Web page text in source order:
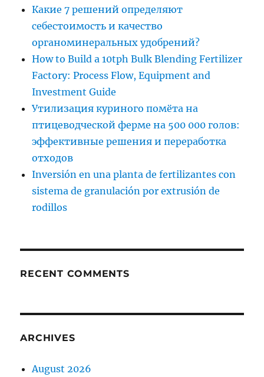
Какие 7 решений определяют
себестоимость и качество
органоминеральных удобрений?
How to Build a 10tph Bulk Blending Fertilizer
Factory: Process Flow, Equipment and
Investment Guide
Утилизация куриного помёта на
птицеводческой ферме на 500 000 голов:
эффективные решения и переработка
отходов
Inversión en una planta de fertilizantes con
sistema de granulación por extrusión de
rodillos
RECENT COMMENTS
ARCHIVES
August 2026